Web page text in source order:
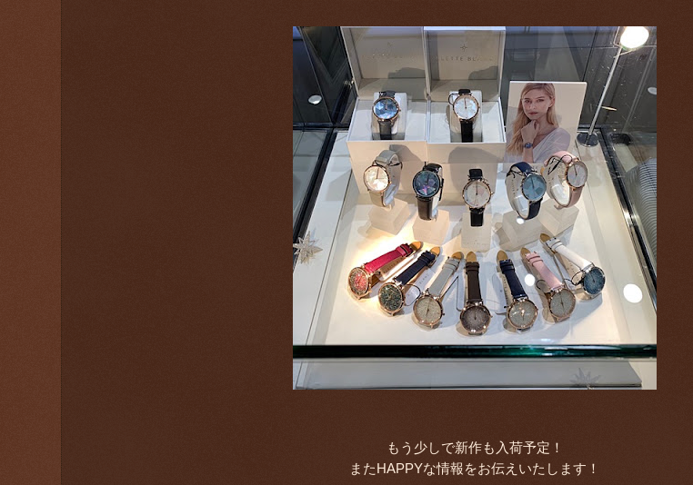
もう少しで新作も入荷予定！
またHAPPYな情報をお伝えいたします！